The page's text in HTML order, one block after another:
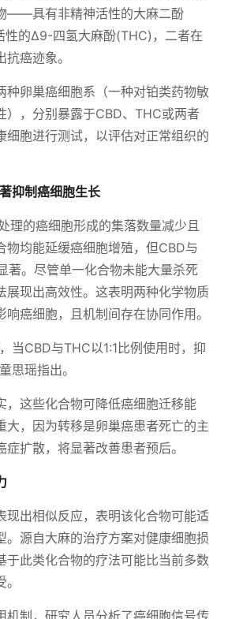
——具有非精神活性的大麻二酚
性的Δ9-四氢大麻酚(THC)，二者在
癌迹象。
种卵巢癌细胞系（一种对铂类药物敏
），分别暴露于CBD、THC或两者
细胞进行测试，以评估对正常组织的
抑制癌细胞生长
理的癌细胞形成的集落数量减少且
物均能延缓癌细胞增殖，但CBD与
著。尽管单一化合物未能大量杀死
展现出高效性。这表明两种化学物质
癌细胞，且机制间存在协同作用。
当CBD与THC以1:1比例使用时，抑
思瑶指出。
，这些化合物可降低癌细胞迁移能
大，因为转移是卵巢癌患者死亡的主
扩散，将显著改善患者预后。
现出相似反应，表明该化合物可能适
。源自大麻的治疗方案对健康细胞损
于此类化合物的疗法可能比当前多数
机制，研究人员分析了癌细胞信号传